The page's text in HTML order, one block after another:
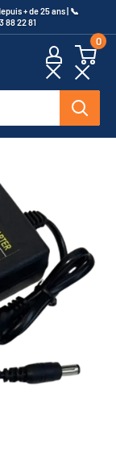
+ de 25 ans | 📞​
88 22 81
0